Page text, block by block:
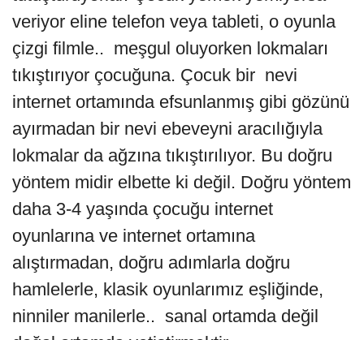
veriyor eline telefon veya tableti, o oyunla
çizgi filmle.. meşgul oluyorken lokmaları
tıkıştırıyor çocuğuna. Çocuk bir nevi
internet ortamında efsunlanmış gibi gözünü
ayırmadan bir nevi ebeveyni aracılığıyla
lokmalar da ağzına tıkıştırılıyor. Bu doğru
yöntem midir elbette ki değil. Doğru yöntem
daha 3-4 yaşında çocuğu internet
oyunlarına ve internet ortamına
alıştırmadan, doğru adımlarla doğru
hamlelerle, klasik oyunlarımız eşliğinde,
ninniler manilerle.. sanal ortamda değil